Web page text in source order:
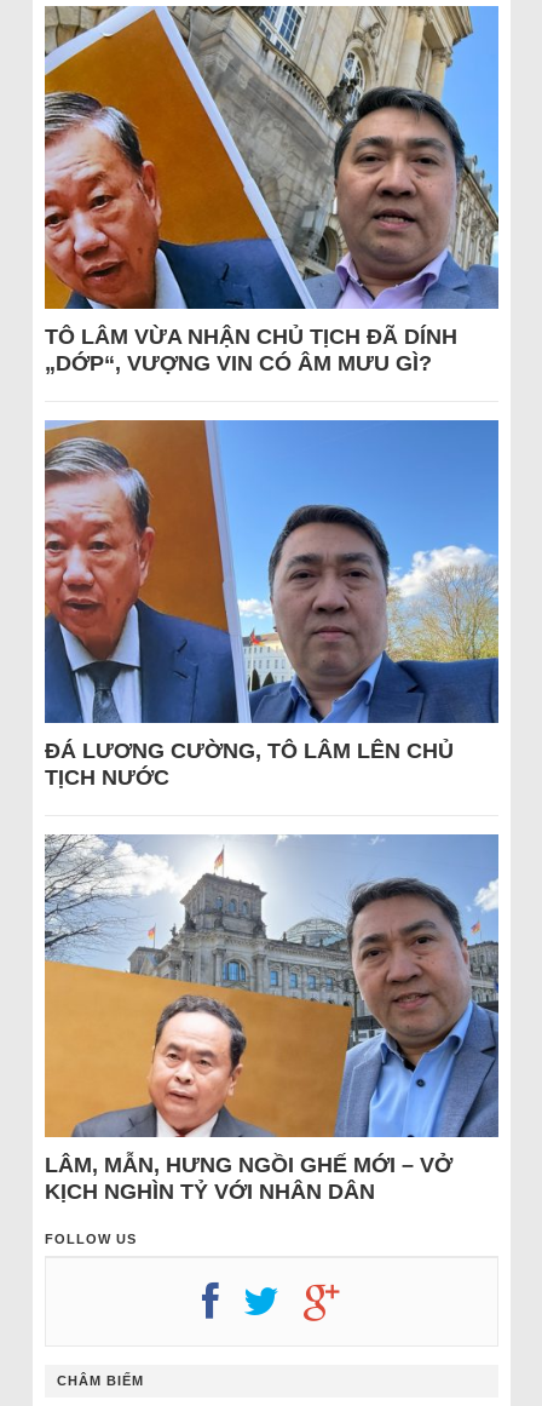
TÔ LÂM VỪA NHẬN CHỦ TỊCH ĐÃ DÍNH
„DỚP“, VƯỢNG VIN CÓ ÂM MƯU GÌ?
ĐÁ LƯƠNG CƯỜNG, TÔ LÂM LÊN CHỦ
TỊCH NƯỚC
LÂM, MẪN, HƯNG NGỒI GHẾ MỚI – VỞ
KỊCH NGHÌN TỶ VỚI NHÂN DÂN
FOLLOW US
CHÂM BIẾM